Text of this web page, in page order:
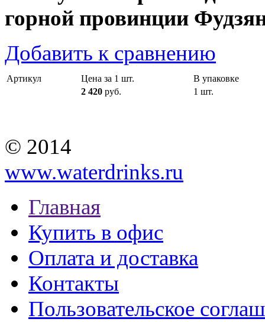
горной провинции
Добавить к сравнению
Артикул Цена за 1 шт.
В упаковке
2 420 руб. 1 шт.
© 2014
www.waterdrinks.ru
Главная
Купить в офис
Оплата и доставка
Контакты
Пользовательское